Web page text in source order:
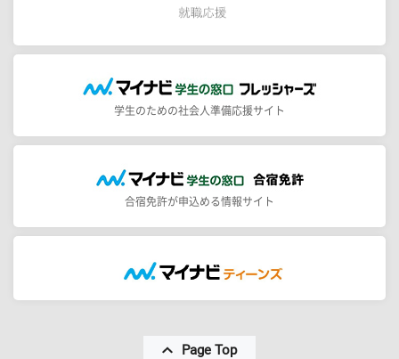
学生のための社会人準備応援サイト
合宿免許が申込める情報サイト
Page Top